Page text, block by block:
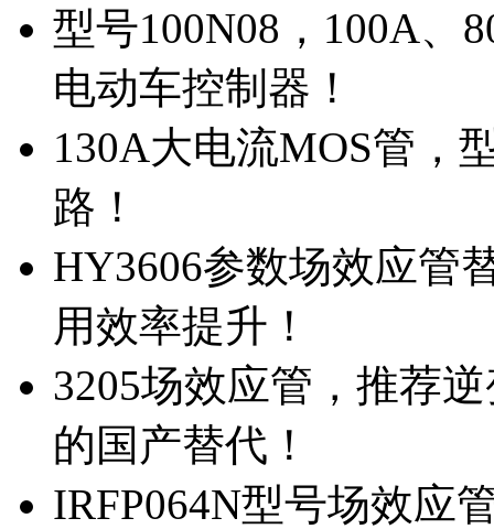
型号100N08，100A、
电动车控制器！
130A大电流MOS管，
路！
HY3606参数场效应管
用效率提升！
3205场效应管，推荐
的国产替代！
IRFP064N型号场效应